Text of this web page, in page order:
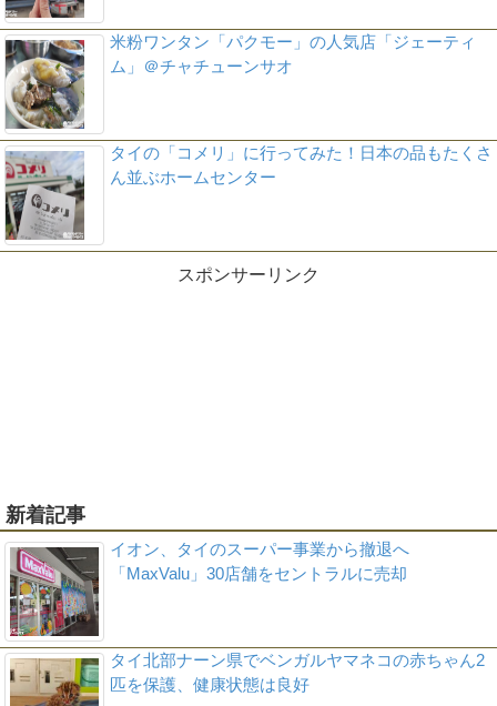
米粉ワンタン「パクモー」の人気店「ジェーティ
ム」＠チャチューンサオ
タイの「コメリ」に行ってみた！日本の品もたくさ
ん並ぶホームセンター
スポンサーリンク
新着記事
イオン、タイのスーパー事業から撤退へ
「MaxValu」30店舗をセントラルに売却
タイ北部ナーン県でベンガルヤマネコの赤ちゃん2
匹を保護、健康状態は良好